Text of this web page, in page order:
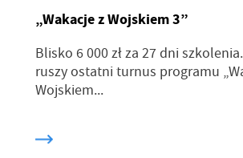
„Wakacje z Wojskiem 3”
Blisko 6 000 zł za 27 dni
ruszy ostatni turnus programu
Wojskiem...